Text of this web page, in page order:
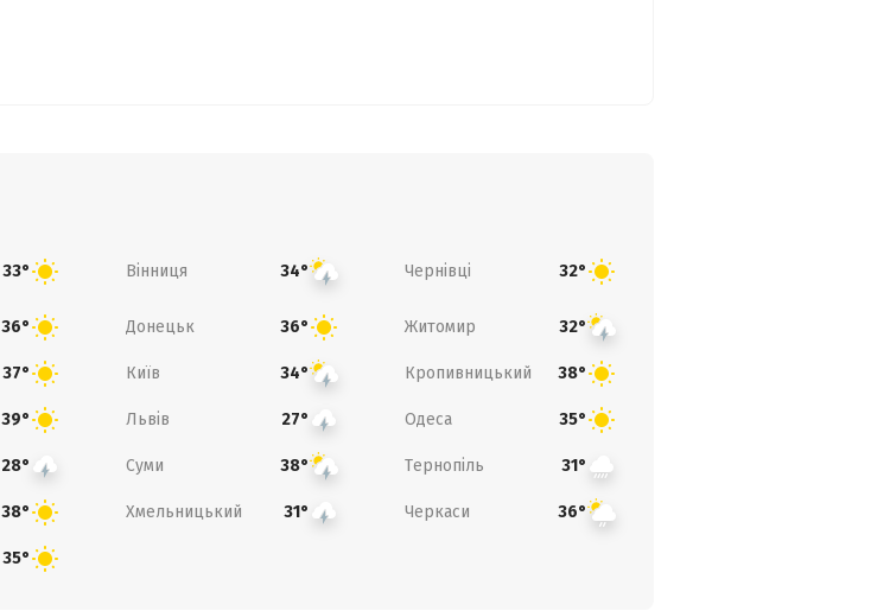
33° Вінниця 34° Чернівці 32°
36° Донецьк 36° Житомир 32°
37° Київ 34° Кропивницький 38°
39° Львів 27° Одеса 35°
28° Суми 38° Тернопіль 31°
38° Хмельницький 31° Черкаси 36°
35°